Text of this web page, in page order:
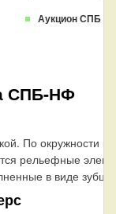
Аукцион СПБ
СПБ-НФ
По окружности
рельефные
в виде